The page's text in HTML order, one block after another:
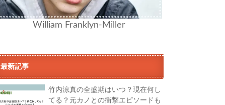
William Franklyn-Miller
最新記事
竹内涼真の全盛期はいつ？現在何し
てる？元カノとの衝撃エピソードも